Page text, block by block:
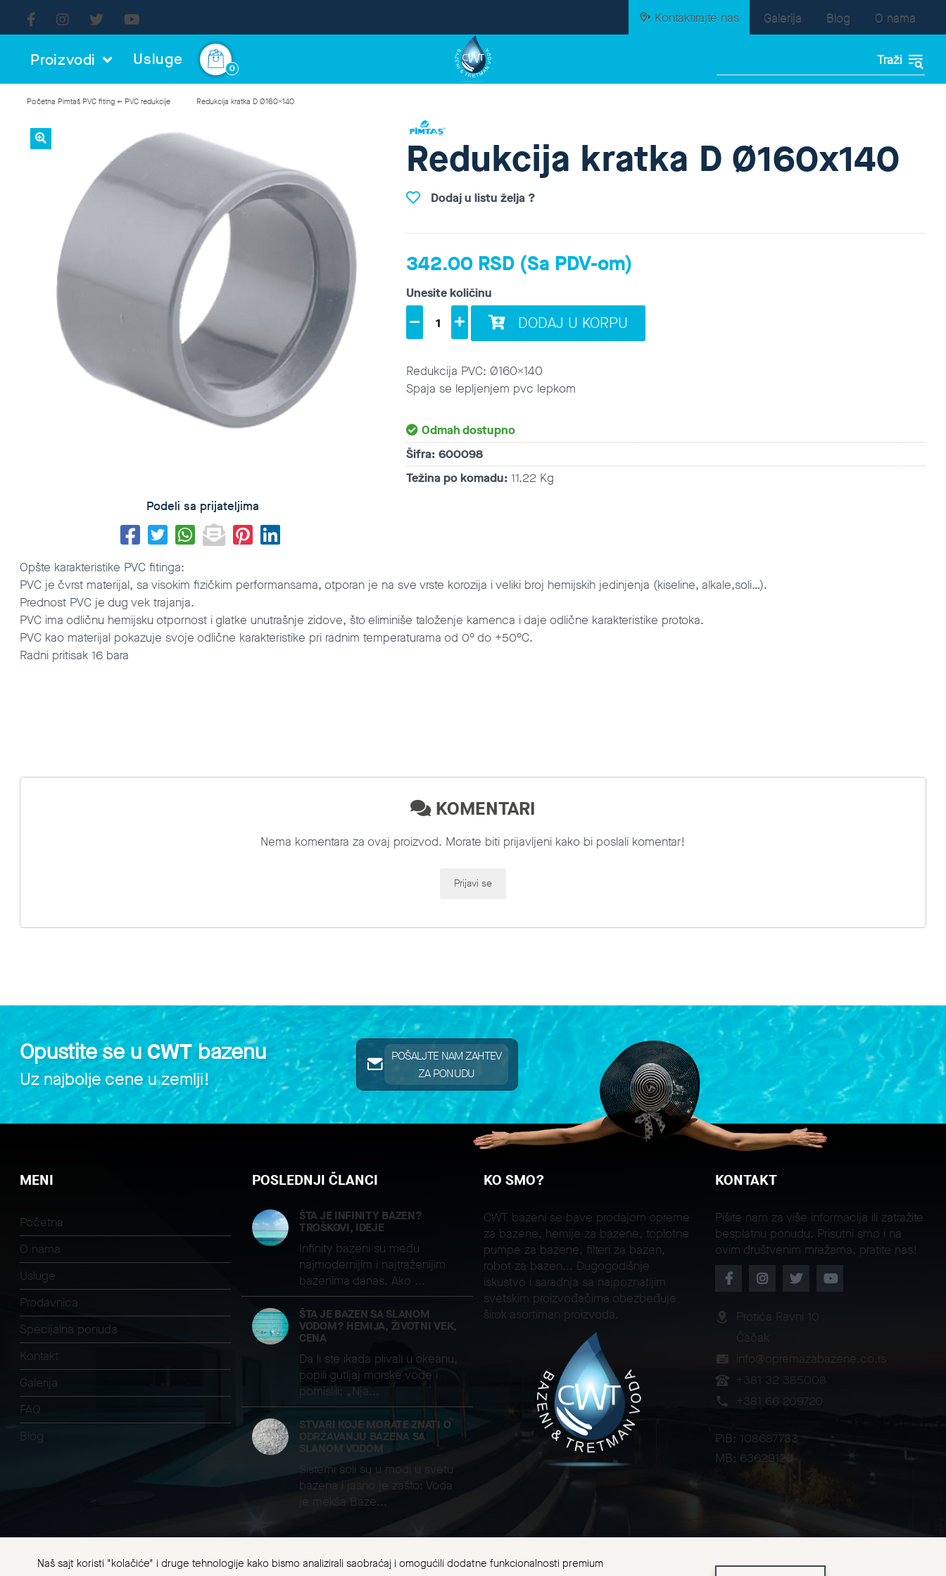
Kontaktirajte nas Galerija Blog O nama
Proizvodi Usluge 0
Početna Pimtaš PVC fiting ← PVC redukcije Redukcija kratka D Ø160x140
Podeli sa prijateljima
Redukcija kratka D Ø160x140
Dodaj u listu želja ?
342.00 RSD (Sa PDV-om)
Unesite količinu
DODAJ U KORPU
Redukcija PVC: Ø160x140
Spaja se lepljenjem pvc lepkom
Odmah dostupno
Šifra: 600098
Težina po komadu: 11.22 Kg
Opšte karakteristike PVC fitinga:
PVC je čvrst materijal, sa visokim fizičkim performansama, otporan je na sve vrste korozija i veliki broj hemijskih jedinjenja (kiseline, alkale,soli…).
Prednost PVC je dug vek trajanja.
PVC ima odličnu hemijsku otpornost i glatke unutrašnje zidove, što eliminiše taloženje kamenca i daje odlične karakteristike protoka.
PVC kao materijal pokazuje svoje odlične karakteristike pri radnim temperaturama od 0° do +50°C.
Radni pritisak 16 bara
KOMENTARI
Nema komentara za ovaj proizvod. Morate biti prijavljeni kako bi poslali komentar!
Prijavi se
Opustite se uCWTbazenu
Uz najbolje cene u zemlji!
POŠALJTE NAM ZAHTEV
ZA PONUDU
MENI
Početna
O nama
Usluge
Prodavnica
Specijalna ponuda
Kontakt
Galerija
FAQ
Blog
POSLEDNJI ČLANCI
ŠTA JE INFINITY BAZEN?
TROŠKOVI, IDEJE
Infinity bazeni su među
najmodernijim i najtraženijim
bazenima danas. Ako ...
ŠTA JE BAZEN SA SLANOM
VODOM? HEMIJA, ŽIVOTNI VEK,
CENA
Da li ste ikada plivali u okeanu,
popili gutljaj morske vode i
pomislili: „Nja...
STVARI KOJE MORATE ZNATI O
ODRŽAVANJU BAZENA SA
SLANOM VODOM
Sistemi soli su u modi u svetu
bazena i jasno je zašto: Voda
je mekša Baze...
KO SMO?
CWT bazeni se bave prodajom opreme
za bazene, hemije za bazene, toplotne
pumpe za bazene, filteri za bazen,
robot za bazen... Dugogodišnje
iskustvo i saradnja sa najpoznatijim
svetskim proizvođačima obezbeđuje
širok asortiman proizvoda.
KONTAKT
Pišite nam za više informacija ili zatražite
besplatnu ponudu. Prisutni smo i na
ovim društvenim mrežama, pratite nas!
Protića Ravni 10
Čačak
info@opremazabazene.co.rs
+381 32 385008
+381 66 209720
PIB: 108687733
MB: 63629120
CWT Bazeni za kupanje i tretman voda ©. Sva prava zadržana 2026
Naš sajt koristi "kolačiće" i druge tehnologije kako bismo analizirali saobraćaj i omogućili dodatne funkcionalnosti premium